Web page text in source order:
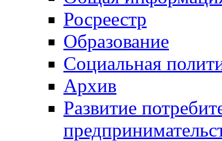
Росреестр
Образование
Социальная
Архив
Развитие